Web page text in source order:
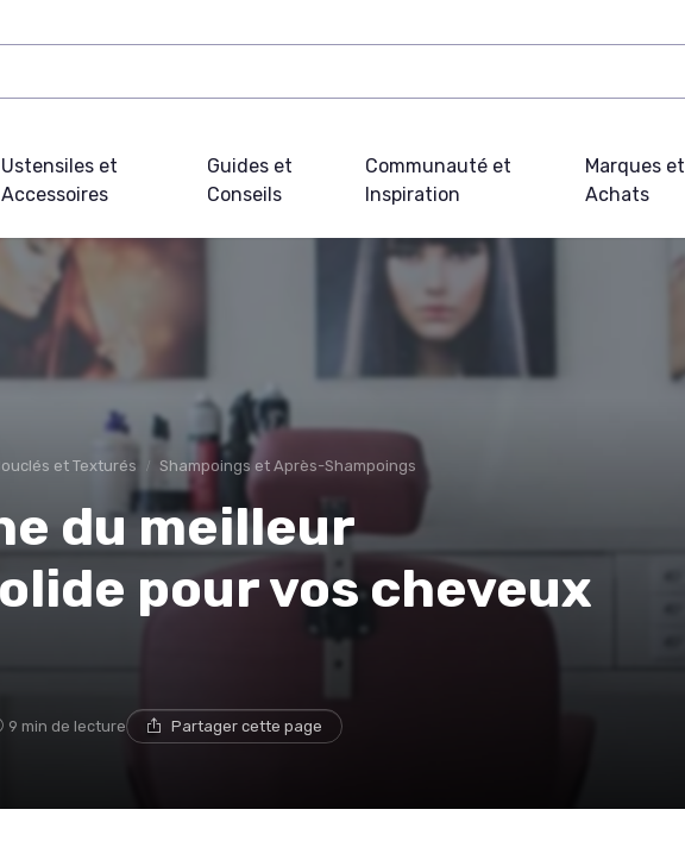
Ustensiles et
Accessoires
Guides et
Conseils
Communauté et
Inspiration
Marques et
Achats
et Texturés Shampoings et Après-Shampoings
du meilleur
pour vos cheveux
9 min de lecture Partager cette page